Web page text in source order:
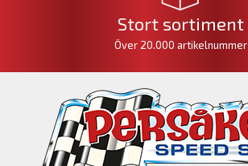
Stort sortiment
Över 20.000 artikelnummer